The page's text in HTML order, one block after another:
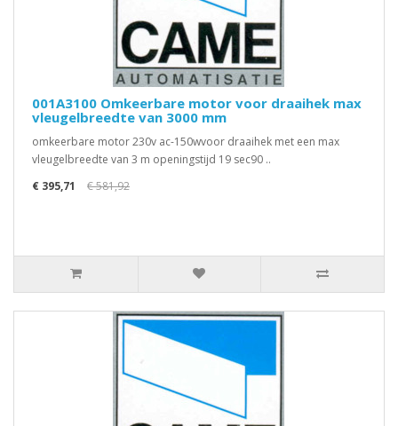
001A3100 Omkeerbare motor voor draaihek max
vleugelbreedte van 3000 mm
omkeerbare motor 230v ac-150wvoor draaihek met een max
vleugelbreedte van 3 m openingstijd 19 sec90 ..
€ 395,71
€ 581,92